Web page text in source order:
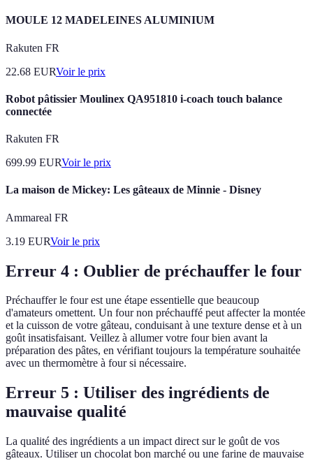
MOULE 12 MADELEINES ALUMINIUM
Rakuten FR
22.68 EURVoir le prix
Robot pâtissier Moulinex QA951810 i-coach touch balance
connectée
Rakuten FR
699.99 EURVoir le prix
La maison de Mickey: Les gâteaux de Minnie - Disney
Ammareal FR
3.19 EURVoir le prix
Erreur 4 : Oublier de préchauffer le four
Préchauffer le four est une étape essentielle que beaucoup
d'amateurs omettent. Un four non préchauffé peut affecter la montée
et la cuisson de votre gâteau, conduisant à une texture dense et à un
goût insatisfaisant. Veillez à allumer votre four bien avant la
préparation des pâtes, en vérifiant toujours la température souhaitée
avec un thermomètre à four si nécessaire.
Erreur 5 : Utiliser des ingrédients de
mauvaise qualité
La qualité des ingrédients a un impact direct sur le goût de vos
gâteaux. Utiliser un chocolat bon marché ou une farine de mauvaise